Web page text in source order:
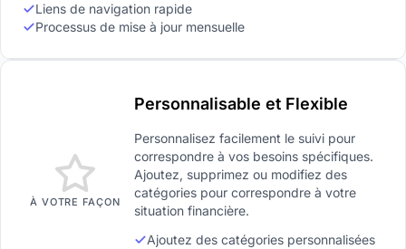
Liens de navigation rapide
Processus de mise à jour mensuelle
À VOTRE FAÇON
Personnalisable et Flexible
Personnalisez facilement le suivi pour
correspondre à vos besoins spécifiques.
Ajoutez, supprimez ou modifiez des
catégories pour correspondre à votre
situation financière.
Ajoutez des catégories personnalisées